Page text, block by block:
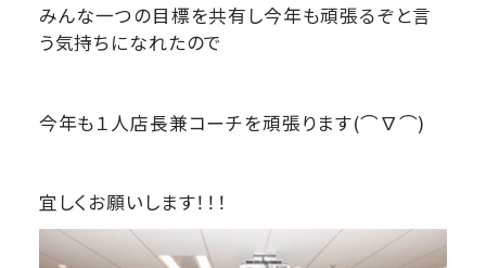
みんな一つの目標を共有し今年も頑張るぞと言
う気持ちになれたので
今年も１人店長兼コーチを頑張ります(⌒∇⌒)
宜しくお願いします！！！